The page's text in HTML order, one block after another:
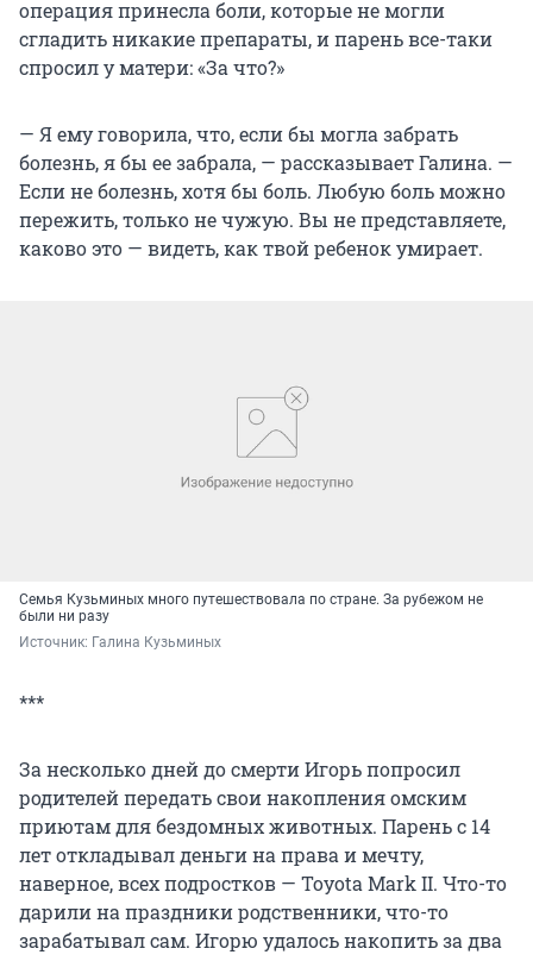
операция принесла боли, которые не могли
сгладить никакие препараты, и парень все-таки
спросил у матери: «За что?»
— Я ему говорила, что, если бы могла забрать
болезнь, я бы ее забрала, — рассказывает Галина. —
Если не болезнь, хотя бы боль. Любую боль можно
пережить, только не чужую. Вы не представляете,
каково это — видеть, как твой ребенок умирает.
Семья Кузьминых много путешествовала по стране. За рубежом не
были ни разу
Источник: Галина Кузьминых
***
За несколько дней до смерти Игорь попросил
родителей передать свои накопления омским
приютам для бездомных животных. Парень с 14
лет откладывал деньги на права и мечту,
наверное, всех подростков — Toyota Mark II. Что-то
дарили на праздники родственники, что-то
зарабатывал сам. Игорю удалось накопить за два